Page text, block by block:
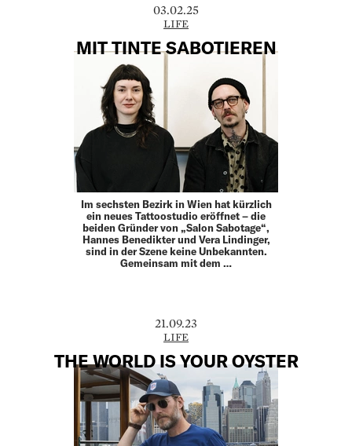
03.02.25
LIFE
MIT TINTE SABOTIEREN
Im sechsten Bezirk in Wien hat kürzlich
ein neues Tattoo­studio eröffnet – die
beiden Gründer von „Salon Sabotage“,
Hannes Benedikter und Vera Lindinger,
sind in der Szene keine Unbekannten.
Gemeinsam mit dem …
21.09.23
LIFE
THE WORLD IS YOUR OYSTER